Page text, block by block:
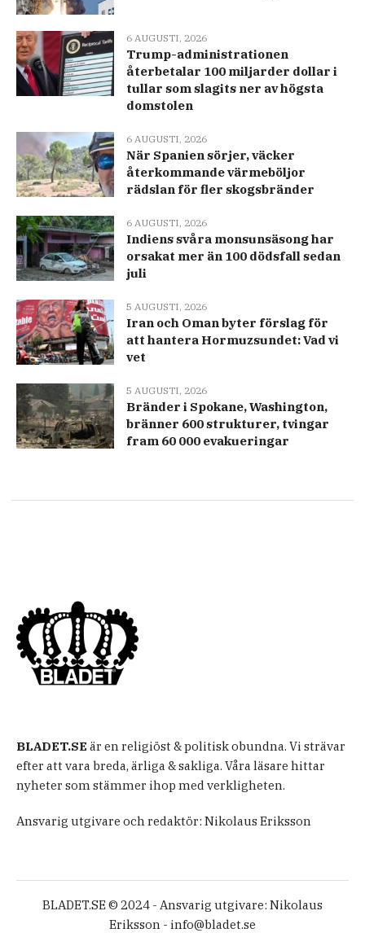
6 AUGUSTI, 2026
Trump-administrationen
återbetalar 100 miljarder dollar i
tullar som slagits ner av högsta
domstolen
6 AUGUSTI, 2026
När Spanien sörjer, väcker
återkommande värmeböljor
rädslan för fler skogsbränder
6 AUGUSTI, 2026
Indiens svåra monsunsäsong har
orsakat mer än 100 dödsfall sedan
juli
5 AUGUSTI, 2026
Iran och Oman byter förslag för
att hantera Hormuzsundet: Vad vi
vet
5 AUGUSTI, 2026
Bränder i Spokane, Washington,
bränner 600 strukturer, tvingar
fram 60 000 evakueringar
BLADET.SE är en religiöst & politisk obundna. Vi strävar
efter att vara breda, ärliga & sakliga. Våra läsare hittar
nyheter som stämmer ihop med verkligheten.
Ansvarig utgivare och redaktör: Nikolaus Eriksson
BLADET.SE © 2024 - Ansvarig utgivare: Nikolaus
Eriksson - info@bladet.se